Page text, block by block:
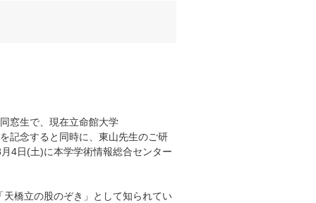
窓生で、現在立命館大学
記念すると同時に、 東山先生のご研
4日(土)に本学学術情報総合センター
天橋立の股のぞき」として知られてい